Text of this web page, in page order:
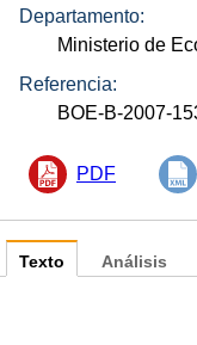
Departamento:
Ministerio de
Referencia:
BOE-B-2007-
PDF
Texto Análisis